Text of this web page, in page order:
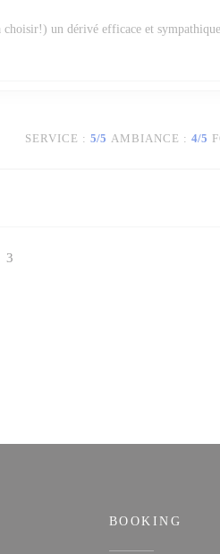
un dérivé efficace et
SERVICE : 5/5 AMBIANCE : 4/5
3
BOOKING